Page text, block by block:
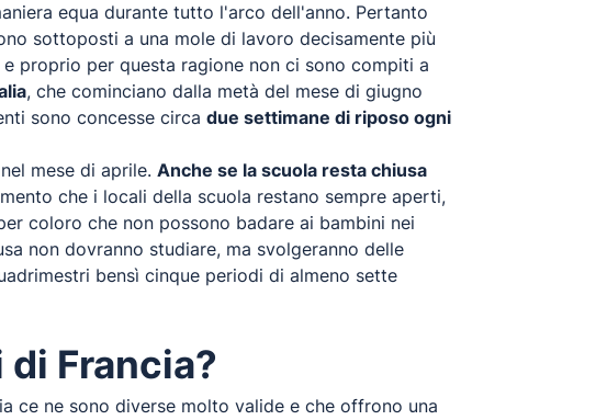
equa durante tutto l'arco dell'anno. Pertanto
sottoposti a una mole di lavoro decisamente più
proprio per questa ragione non ci sono compiti a
, che cominciano dalla metà del mese di giugno
sono concesse circa due settimane di riposo ogni
mese di aprile. Anche se la scuola resta chiusa
che i locali della scuola restano sempre aperti,
coloro che non possono badare ai bambini nei
non dovranno studiare, ma svolgeranno delle
bensì cinque periodi di almeno sette
Francia?
ce ne sono diverse molto valide e che offrono una